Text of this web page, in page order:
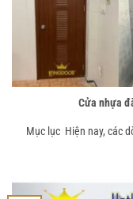
Cửa nhựa
Mục lục Hiện nay, các